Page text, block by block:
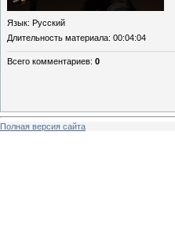
Язык: Русский
Длительность материала: 00:04:04
Всего комментариев: 0
Полная версия сайта